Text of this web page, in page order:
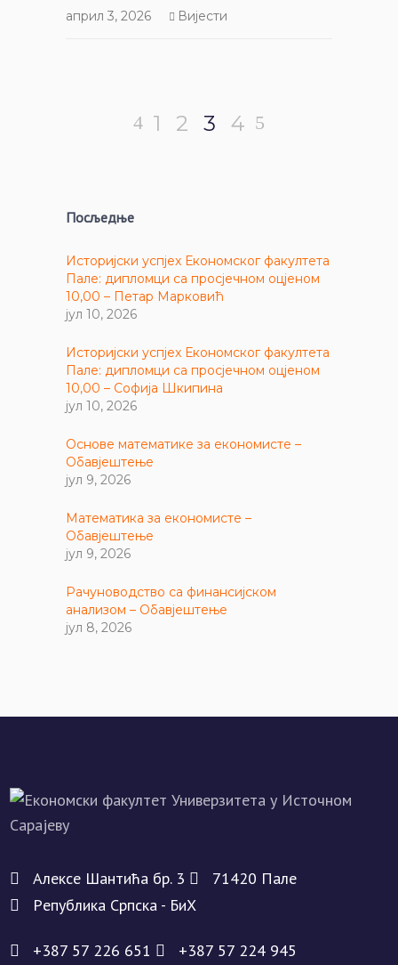
април 3, 2026 Вијести
1 2 3 4
Посљедње
Историјски успјех Економског факултета
Пале: дипломци са просјечном оцјеном
10,00 – Петар Марковић
јул 10, 2026
Историјски успјех Економског факултета
Пале: дипломци са просјечном оцјеном
10,00 – Софија Шкипина
јул 10, 2026
Основе математике за економисте –
Обавјештење
јул 9, 2026
Математика за економисте –
Обавјештење
јул 9, 2026
Рачуноводство са финансијском
анализом – Обавјештење
јул 8, 2026
Алeксe Шантића бр. 3
71420 Палe
Рeпублика Српска - БиХ
+387 57 226 651
+387 57 224 945